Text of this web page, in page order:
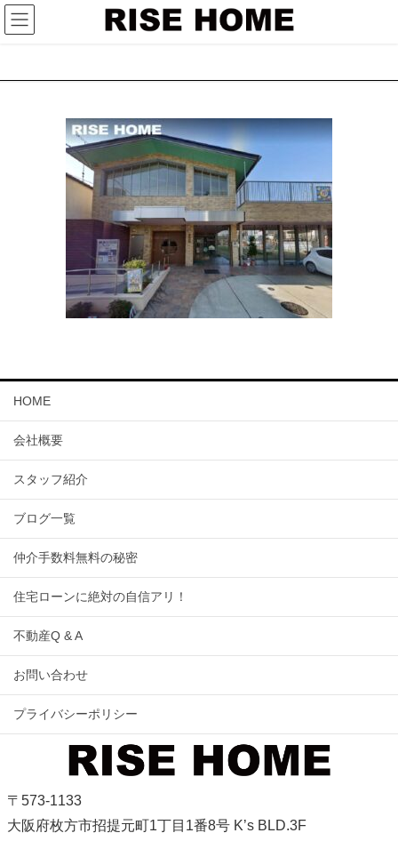
HOME
会社概要
スタッフ紹介
ブログ一覧
仲介手数料無料の秘密
住宅ローンに絶対の自信アリ！
不動産Q & A
お問い合わせ
プライバシーポリシー
〒573-1133
大阪府枚方市招提元町1丁目1番8号 K’s BLD.3F